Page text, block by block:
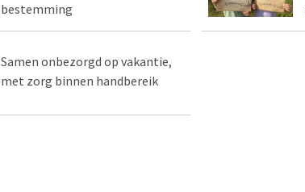
bestemming
Samen onbezorgd op vakantie,
met zorg binnen handbereik